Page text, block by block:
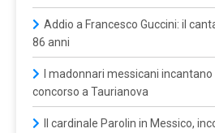
Addio a Francesco Guccini: il
86 anni
I madonnari messicani incantano
concorso a Taurianova
Il cardinale Parolin in Messico,